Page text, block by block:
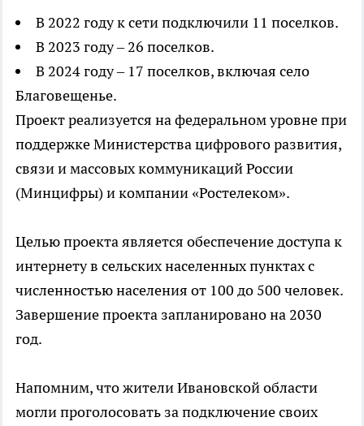
В 2022 году к сети подключили 11 поселков.
В 2023 году – 26 поселков.
В 2024 году – 17 поселков, включая село
Благовещенье.
Проект реализуется на федеральном уровне при
поддержке Министерства цифрового развития,
связи и массовых коммуникаций России
(Минцифры) и компании «Ростелеком».
Целью проекта является обеспечение доступа к
интернету в сельских населенных пунктах с
численностью населения от 100 до 500 человек.
Завершение проекта запланировано на 2030
год.
Напомним, что жители Ивановской области
могли проголосовать за подключение своих